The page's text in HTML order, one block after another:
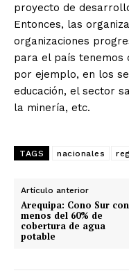
Diario los
proyecto de
Entonces, las
organizaciones
para el país tenemos
por ejemplo, en los
educación, el sector
la minería, etc.
TAGS nacionales
Artículo anterior
Arequipa: Cono Sur con
menos del 60% de
cobertura de agua
potable